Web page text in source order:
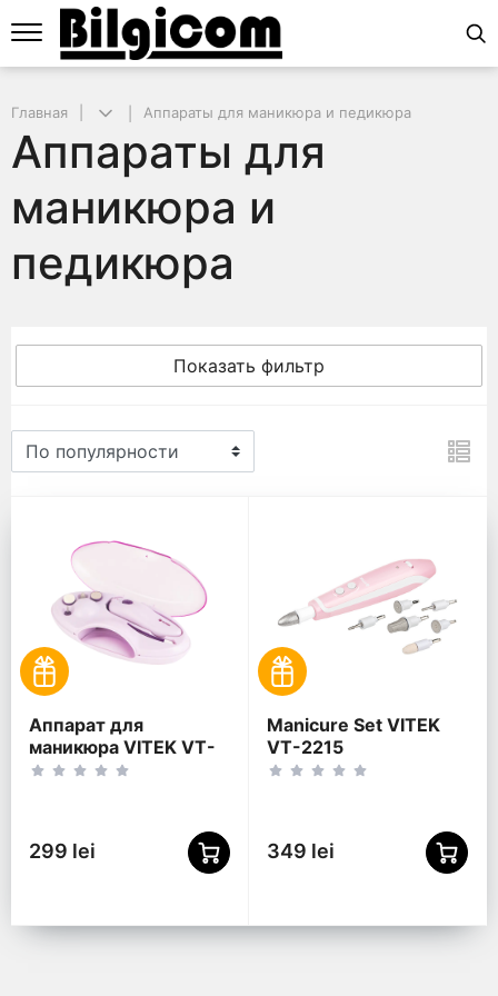
Главная Аппараты для маникюра и педикюра
Аппараты для
маникюра и
педикюра
Показать фильтр
Аппарат для
маникюра VITEK VT-
8254, Розовый
299 lei
Manicure Set VITEK
VT-2215
349 lei